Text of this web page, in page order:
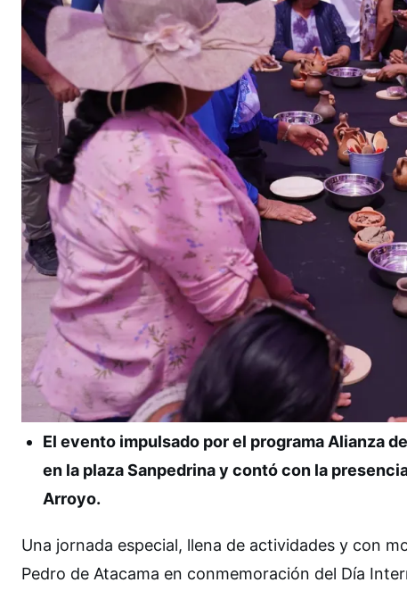
El evento impulsado por el programa Alianza
en la plaza Sanpedrina y contó con la
Arroyo.
Una jornada especial, llena de actividades y con
Pedro de Atacama en conmemoración del Día